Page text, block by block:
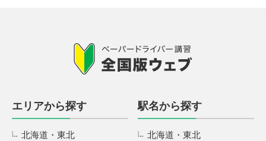
エリアから探す
北海道・東北
駅名から探す
北海道・東北